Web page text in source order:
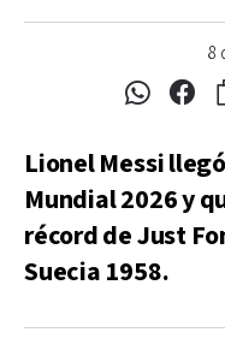
8
Lionel Messi
Mundial 2026 y
récord de Just
Suecia 1958.